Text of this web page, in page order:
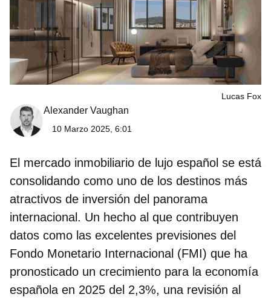
Lucas Fox
Alexander Vaughan
10 Marzo 2025, 6:01
El mercado inmobiliario de lujo español se está
consolidando como uno de los destinos más
atractivos de inversión del panorama
internacional. Un hecho al que contribuyen
datos como las excelentes previsiones del
Fondo Monetario Internacional (FMI) que ha
pronosticado un crecimiento para la economía
española en 2025 del 2,3%, una revisión al